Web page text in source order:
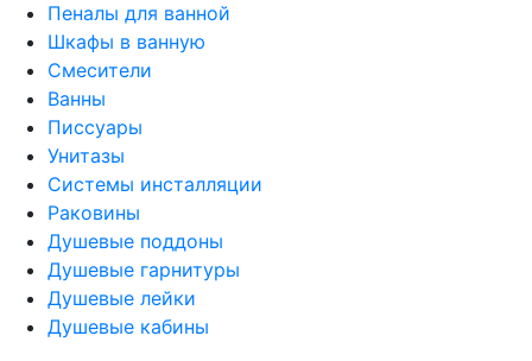
Пеналы для ванной
Шкафы в ванную
Смесители
Ванны
Писсуары
Унитазы
Системы инсталляции
Раковины
Душевые поддоны
Душевые гарнитуры
Душевые лейки
Душевые кабины